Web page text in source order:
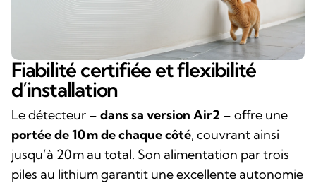
Fiabilité certifiée et flexibilité
d’installation
Le détecteur – dans sa version Air2 – offre une
portée de 10 m de chaque côté, couvrant ainsi
jusqu’à 20 m au total. Son alimentation par trois
piles au lithium garantit une excellente autonomie